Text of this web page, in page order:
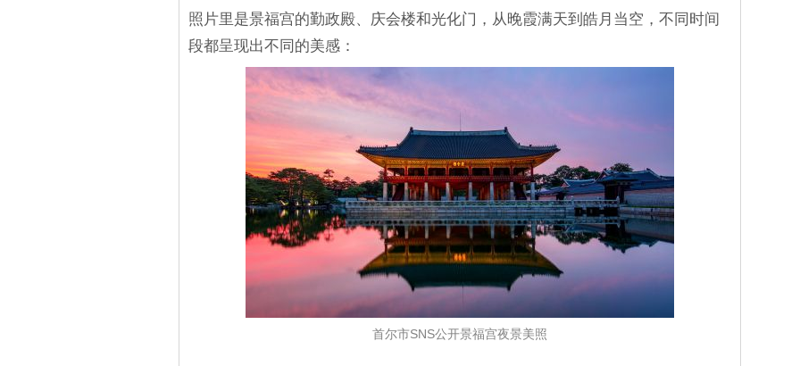
照片里是景福宫的勤政殿、庆会楼和光化门，从晚霞满天到皓月当空，不同时间
段都呈现出不同的美感：
首尔市SNS公开景福宫夜景美照